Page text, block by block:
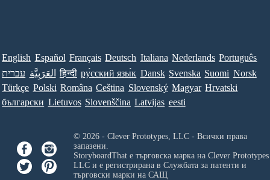
English Español Français Deutsch Italiana Nederlands Português
עברית العَرَبِيَّة हिन्दी ру́сский язы́к Dansk Svenska Suomi Norsk
Türkçe Polski Româna Ceština Slovenský Magyar Hrvatski
български Lietuvos Slovenščina Latvijas eesti
© 2026 - Clever Prototypes, LLC - Всички права
запазени.
StoryboardThat е търговска марка на Clever
LLCи е регистрирана в Службата за патенти и
търговски марки на САЩ